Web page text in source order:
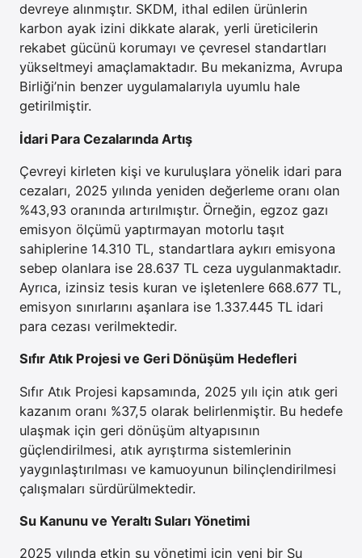
devreye alınmıştır. SKDM, ithal edilen ürünlerin
karbon ayak izini dikkate alarak, yerli üreticilerin
rekabet gücünü korumayı ve çevresel standartları
yükseltmeyi amaçlamaktadır. Bu mekanizma, Avrupa
Birliği’nin benzer uygulamalarıyla uyumlu hale
getirilmiştir.
İdari Para Cezalarında Artış
Çevreyi kirleten kişi ve kuruluşlara yönelik idari para
cezaları, 2025 yılında yeniden değerleme oranı olan
%43,93 oranında artırılmıştır. Örneğin, egzoz gazı
emisyon ölçümü yaptırmayan motorlu taşıt
sahiplerine 14.310 TL, standartlara aykırı emisyona
sebep olanlara ise 28.637 TL ceza uygulanmaktadır.
Ayrıca, izinsiz tesis kuran ve işletenlere 668.677 TL,
emisyon sınırlarını aşanlara ise 1.337.445 TL idari
para cezası verilmektedir.
Sıfır Atık Projesi ve Geri Dönüşüm Hedefleri
Sıfır Atık Projesi kapsamında, 2025 yılı için atık geri
kazanım oranı %37,5 olarak belirlenmiştir. Bu hedefe
ulaşmak için geri dönüşüm altyapısının
güçlendirilmesi, atık ayrıştırma sistemlerinin
yaygınlaştırılması ve kamuoyunun bilinçlendirilmesi
çalışmaları sürdürülmektedir.
Su Kanunu ve Yeraltı Suları Yönetimi
2025 yılında etkin su yönetimi için yeni bir Su